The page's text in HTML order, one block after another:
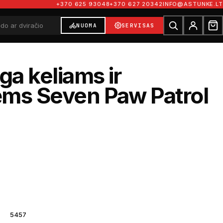
+370 625 93048+370 627 20342INFO@ASTUNKE.LT
NUOMA SERVISAS
keliams ir
Seven Paw Patrol
5457